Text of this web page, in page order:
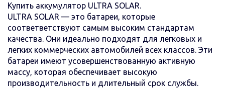
Купить аккумулятор ULTRA SOLAR.
ULTRA SOLAR — это батареи, которые
соответветствуют самым высоким стандартам
качества. Они идеально подходят для легковых и
легких коммерческих автомобилей всех классов. Эти
батареи имеют усовершенствованную активную
массу, которая обеспечивает высокую
производительность и длительный срок службы.